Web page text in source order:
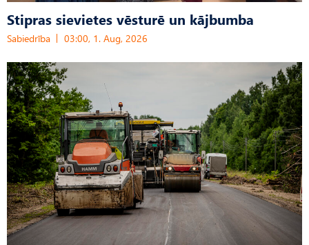
Stipras sievietes vēsturē un kājbumba
Sabiedrība 03:00, 1. Aug, 2026